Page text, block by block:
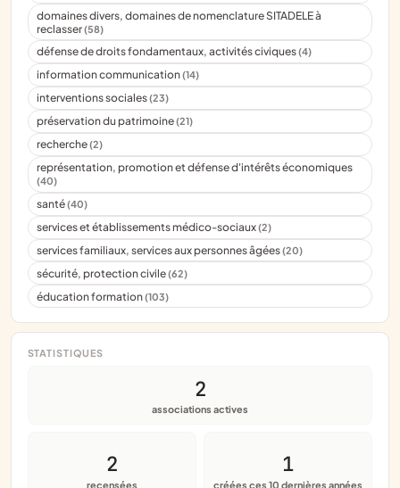
domaines divers, domaines de nomenclature SITADELE à
reclasser(58)
défense de droits fondamentaux, activités civiques(4)
information communication(14)
interventions sociales(23)
préservation du patrimoine(21)
recherche(2)
représentation, promotion et défense d'intérêts économiques
(40)
santé(40)
services et établissements médico-sociaux(2)
services familiaux, services aux personnes âgées(20)
sécurité, protection civile(62)
éducation formation(103)
STATISTIQUES
2
associations actives
2
recensées
1
créées ces 10 dernières années